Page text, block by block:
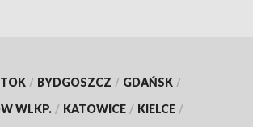
/ BYDGOSZCZ / GDAŃSK /
WLKP. / KATOWICE / KIELCE /